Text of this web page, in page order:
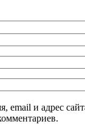
email и адрес